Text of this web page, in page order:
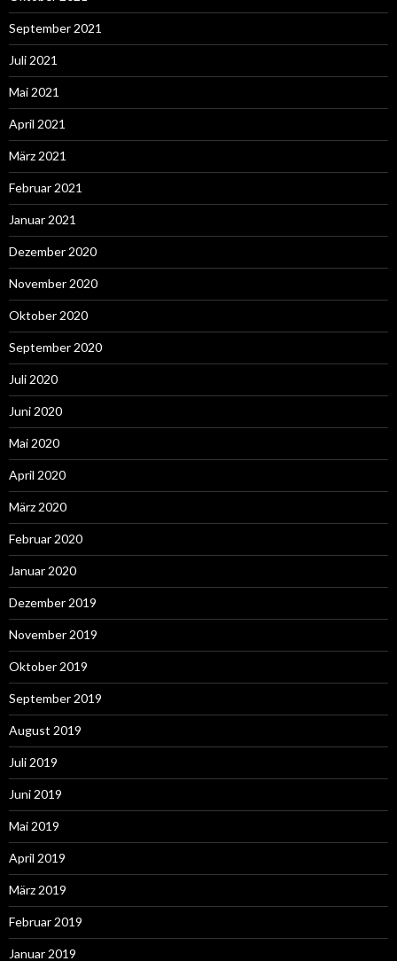
September 2021
Juli 2021
Mai 2021
April 2021
März 2021
Februar 2021
Januar 2021
Dezember 2020
November 2020
Oktober 2020
September 2020
Juli 2020
Juni 2020
Mai 2020
April 2020
März 2020
Februar 2020
Januar 2020
Dezember 2019
November 2019
Oktober 2019
September 2019
August 2019
Juli 2019
Juni 2019
Mai 2019
April 2019
März 2019
Februar 2019
Januar 2019